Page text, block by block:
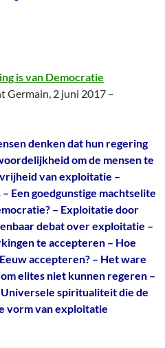
is van Democratie
Germain, 2 juni 2017 –
denken dat hun regering
om de mensen te
van exploitatie –
Een goedgunstige machtselite
– Exploitatie door
debat over exploitatie –
te accepteren – Hoe
accepteren? – Het ware
elites niet kunnen regeren –
spiritualiteit die de
vorm van exploitatie